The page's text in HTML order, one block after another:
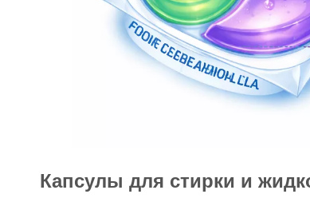
Капсулы для стирки и